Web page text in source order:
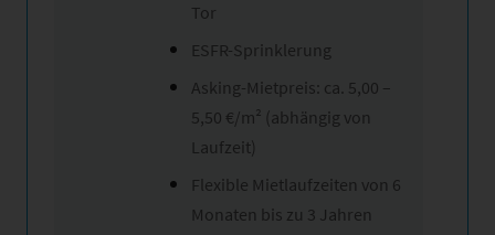
Tor
ESFR-Sprinklerung
Asking-Mietpreis: ca. 5,00 –
5,50 €/m² (abhängig von
Laufzeit)
Flexible Mietlaufzeiten von 6
Monaten bis zu 3 Jahren